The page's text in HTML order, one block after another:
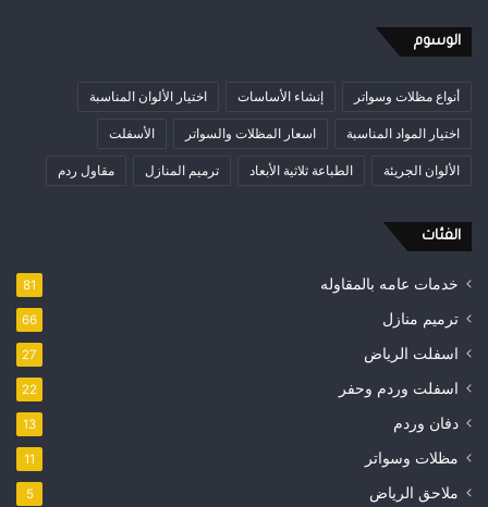
الوسوم
أنواع مظلات وسواتر إنشاء الأساسات اختيار الألوان المناسبة
اختيار المواد المناسبة اسعار المظلات والسواتر الأسفلت
الألوان الجريئة الطباعة ثلاثية الأبعاد ترميم المنازل مقاول ردم
الفئات
خدمات عامه بالمقاوله 81
ترميم منازل 66
اسفلت الرياض 27
اسفلت وردم وحفر 22
دفان وردم 13
مظلات وسواتر 11
ملاحق الرياض 5